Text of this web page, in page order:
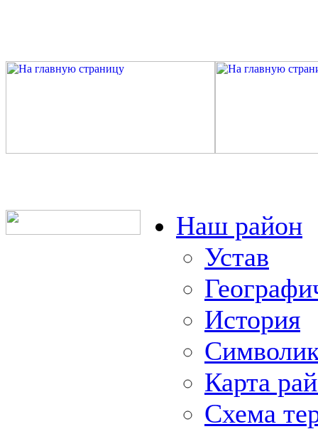
Наш район
Устав
История
Карта
Схема